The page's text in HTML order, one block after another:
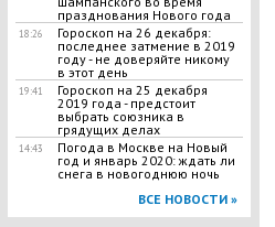
празднования Нового года
18:26
Гороскоп на 26 декабря:
последнее затмение в 2019
году - не доверяйте никому
в этот день
19:41
Гороскоп на 25 декабря
2019 года - предстоит
выбрать союзника в
грядущих делах
14:43
Погода в Москве на Новый
год и январь 2020: ждать ли
снега в новогоднюю ночь
ВСЕ НОВОСТИ »